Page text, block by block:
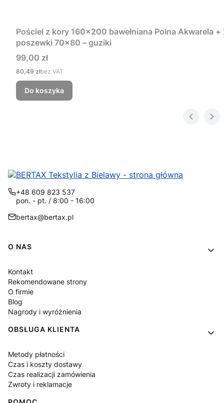
Pościel z kory 160x200 bawełniana Polna Akwarela +
poszewki 70x80 – guziki
Cena
99,00 zł
Cena
80,49 złbez VAT
Do koszyka
+48 609 823 537
pon. - pt. / 8:00 - 16:00
bertax@bertax.pl
Linki w stopce
O NAS
Kontakt
Rekomendowane strony
O firmie
Blog
Nagrody i wyróżnienia
OBSŁUGA KLIENTA
Metody płatności
Czas i koszty dostawy
Czas realizacji zamówienia
Zwroty i reklamacje